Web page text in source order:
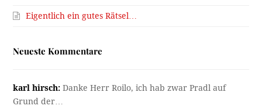
Eigentlich ein gutes Rätsel…
Neueste Kommentare
karl hirsch: Danke Herr Roilo, ich hab zwar Pradl auf
Grund der…